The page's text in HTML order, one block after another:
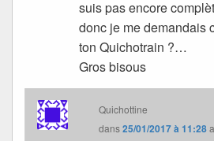
suis pas encore
donc je me demandais
ton Quichotrain ?…
Gros bisous
Quichottine
dans25/01/2017 à 11:28